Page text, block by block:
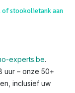
of stookolietank aan
experts.be.
uur – onze 50+
inclusief uw